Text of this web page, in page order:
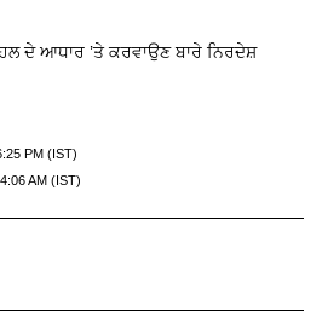
ਦੇ ਆਧਾਰ ’ਤੇ ਕਰਵਾਉਣ ਬਾਰੇ ਨਿਰਦੇਸ਼
PM (IST)
AM (IST)